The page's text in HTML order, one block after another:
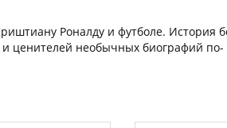
Роналду и футболе. История
и ценителей необычных биографий по-